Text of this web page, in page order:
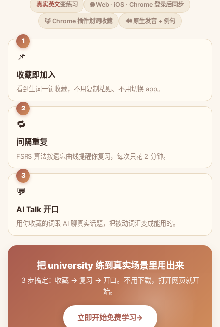
真实英文变练习 🌐 Web · iOS · Chrome 登录后同步
🦊 Chrome 插件划词收藏 🔊 原生发音 + 例句
1
📌
收藏即加入
看到生词一键收藏，不用复制粘贴、不用切换 app。
2
🔁
间隔重复
FSRS 算法按遗忘曲线提醒你复习，每次只花 2 分钟。
3
💬
AI Talk 开口
用你收藏的词跟 AI 聊真实话题，把被动词汇变成能用的。
把 university 练到真实场景里用出来
3 步搞定：收藏 → 复习 → 开口。不用下载，打开网页就开
始。
立即开始免费学习